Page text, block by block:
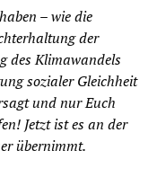
–wie die
der
des Klimawandels
sozialer Gleichheit
und nurEuch
Jetzt ist es an der
übernimmt.